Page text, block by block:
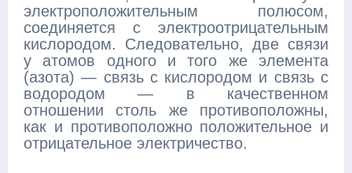
электроположительным полюсом,
соединяется с электроотрицательным
кислородом. Следовательно, две связи
у атомов одного и того же элемента
(азота) — связь с кислородом и связь с
водородом — в качественном
отношении столь же противоположны,
как и противоположно положительное и
отрицательное электричество.